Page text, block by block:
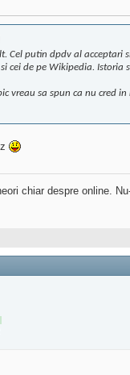
Cel putin dpdv al
cei de pe Wikipedia. Istoria
vreau sa spun ca nu cred
chiar despre online.